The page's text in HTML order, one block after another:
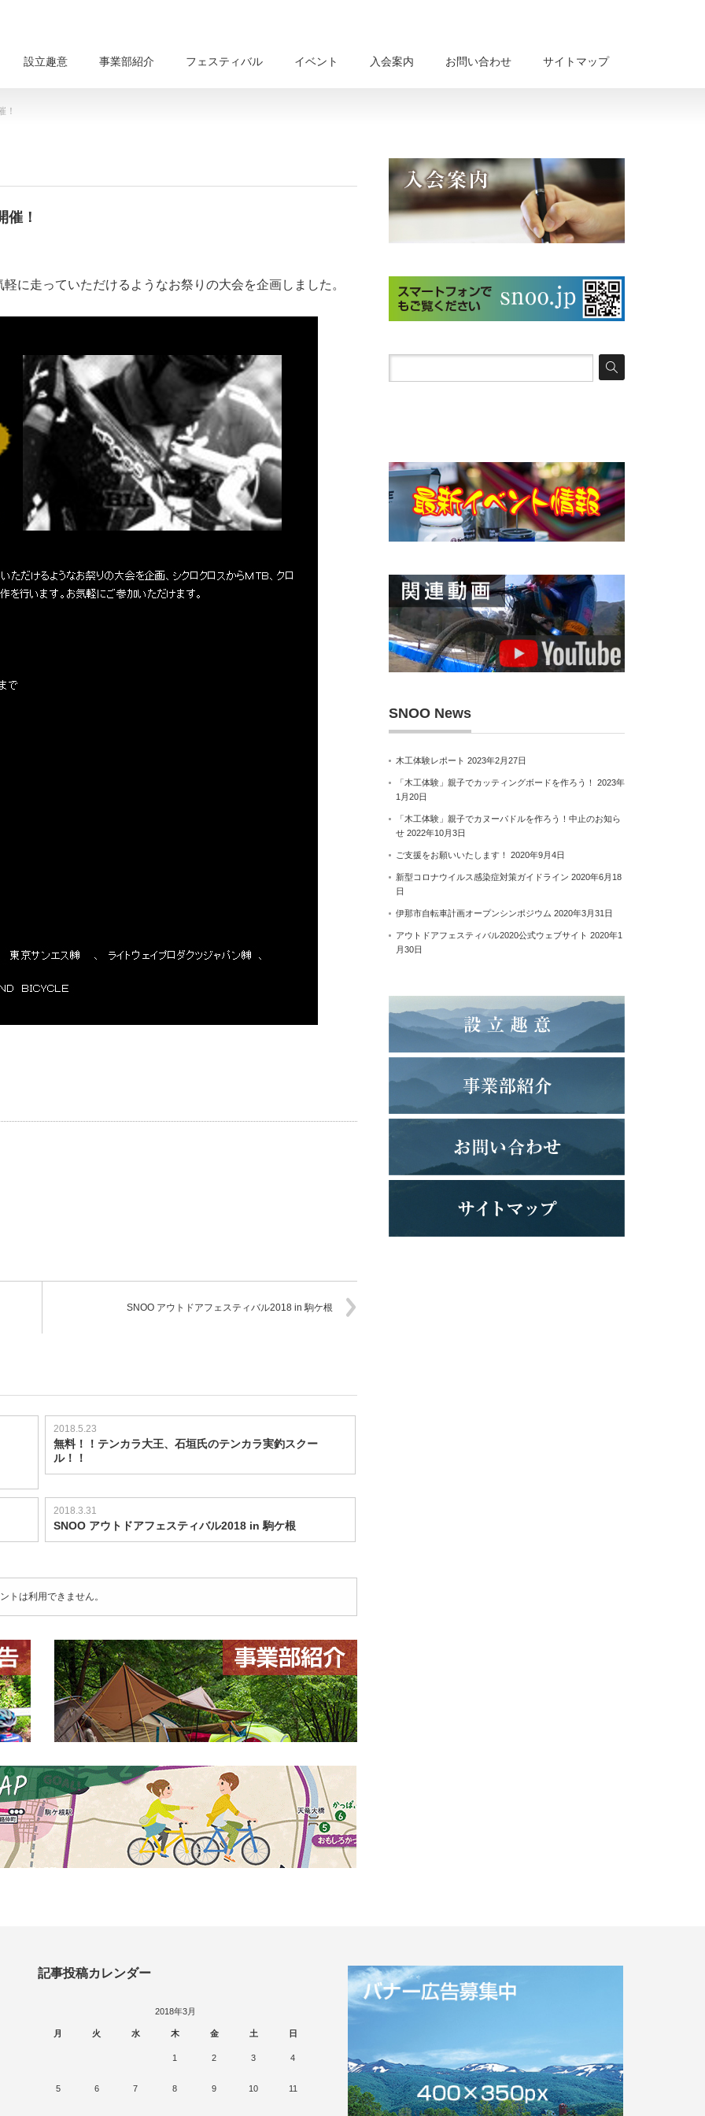
設立趣意 事業部紹介 フェスティバル イベント 入会案内 お問い合わせ サイトマップ
！
催！
に走っていただけるようなお祭りの大会を企画しました。
SNOO アウトドアフェスティバル2018 in 駒ケ根
2018.5.23
無料！！テンカラ大王、石垣氏のテンカラ実釣スクー
ル！！
2018.3.31
SNOO アウトドアフェスティバル2018 in 駒ケ根
トは利用できません。
SNOO News
木工体験レポート 2023年2月27日
「木工体験」親子でカッティングボードを作ろう！
2023年
1月20日
「木工体験」親子でカヌーパドルを作ろう！中止のお知ら
せ 2022年10月3日
ご支援をお願いいたします！ 2020年9月4日
新型コロナウイルス感染症対策ガイドライン 2020年6月18
日
伊那市自転車計画オープンシンポジウム 2020年3月31日
アウトドアフェスティバル2020公式ウェブサイト 2020年1
月30日
記事投稿カレンダー
2018年3月
月 火 水 木 金 土 日
1 2 3 4
5 6 7 8 9 10 11